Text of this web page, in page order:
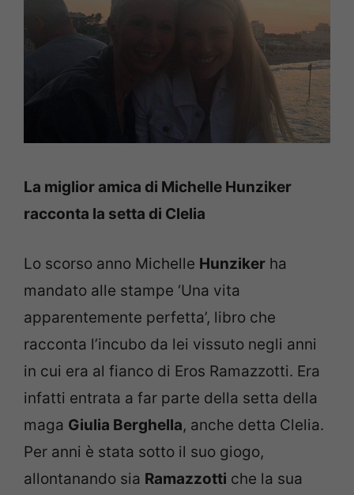
La miglior amica di Michelle Hunziker
racconta la setta di Clelia
Lo scorso anno Michelle Hunziker ha
mandato alle stampe ‘Una vita
apparentemente perfetta’, libro che
racconta l’incubo da lei vissuto negli anni
in cui era al fianco di Eros Ramazzotti. Era
infatti entrata a far parte della setta della
maga Giulia Berghella, anche detta Clelia.
Per anni è stata sotto il suo giogo,
allontanando sia Ramazzotti che la sua